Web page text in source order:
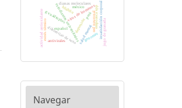
depresión
estudiantes universitarios
diferencias de sexosalud mental
g-cuádruplesvirus de humanos
genomas
antivirales
dianas moleculares
perú
hñähñu
español red neuronalinsatisfacción corporal
méxico
estrés térmico
empoasca spp
actividad antioxidante jugo de granada
Navegar